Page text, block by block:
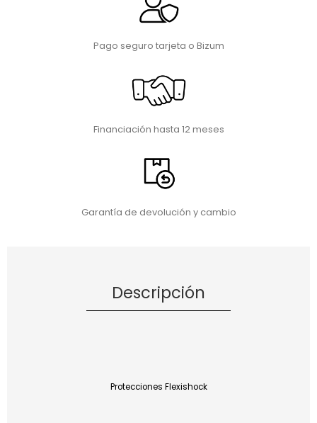
Pago seguro tarjeta o Bizum
Financiación hasta 12 meses
Garantía de devolución y cambio
Descripción
Protecciones Flexishock